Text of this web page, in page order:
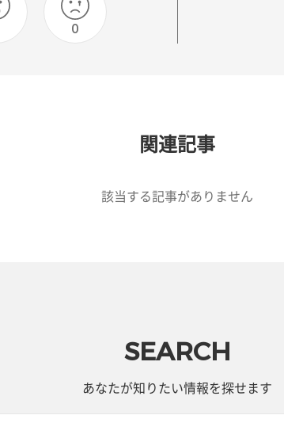
0
関連記事
該当する記事がありません
SEARCH
あなたが知りたい情報を探せます